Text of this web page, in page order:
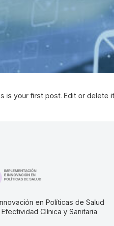
is your first post. Edit or delete
en Políticas de Salud
Clínica y Sanitaria